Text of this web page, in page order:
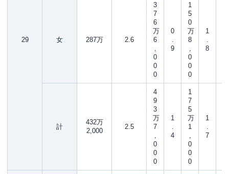
29 女 287万 2.6
3
7
6
万
6
0
0
0
0
9
1
5
0
万
8
0
0
0
1
8
計
432万
2,000
2.5
4
9
3
万
7
0
0
0
1
4
1
7
5
万
1
0
0
0
1
7